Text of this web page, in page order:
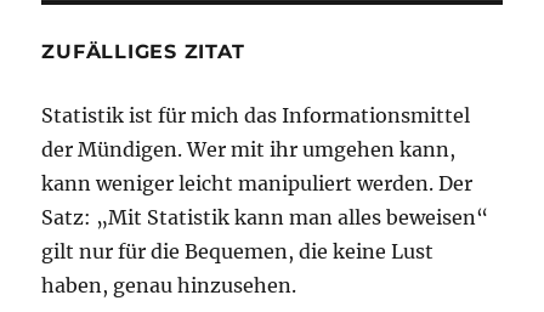
ZUFÄLLIGES ZITAT
Statistik ist für mich das Informationsmittel
der Mündigen. Wer mit ihr umgehen kann,
kann weniger leicht manipuliert werden. Der
Satz: „Mit Statistik kann man alles beweisen“
gilt nur für die Bequemen, die keine Lust
haben, genau hinzusehen.